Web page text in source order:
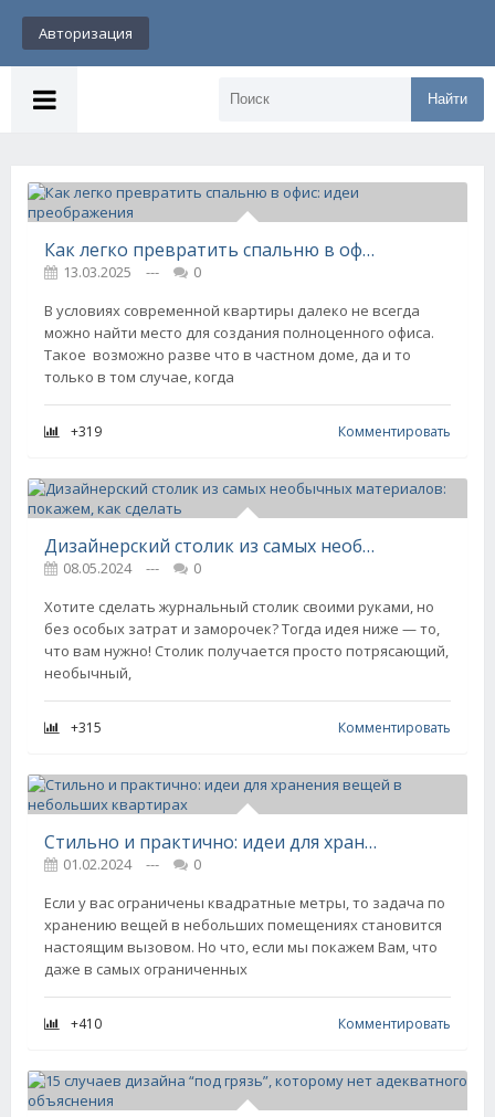
Авторизация
Найти
Как легко превратить спальню в офис: идеи преображения
13.03.2025 ---
0
В условиях современной квартиры далеко не всегда
можно найти место для создания полноценного офиса.
Такое возможно разве что в частном доме, да и то
только в том случае, когда
+319 Комментировать
Дизайнерский столик из самых необычных материалов: покажем, как сделать
08.05.2024 ---
0
Хотите сделать журнальный столик своими руками, но
без особых затрат и заморочек? Тогда идея ниже — то,
что вам нужно! Столик получается просто потрясающий,
необычный,
+315 Комментировать
Стильно и практично: идеи для хранения вещей в небольших квартирах
01.02.2024 ---
0
Если у вас ограничены квадратные метры, то задача по
хранению вещей в небольших помещениях становится
настоящим вызовом. Но что, если мы покажем Вам, что
даже в самых ограниченных
+410 Комментировать